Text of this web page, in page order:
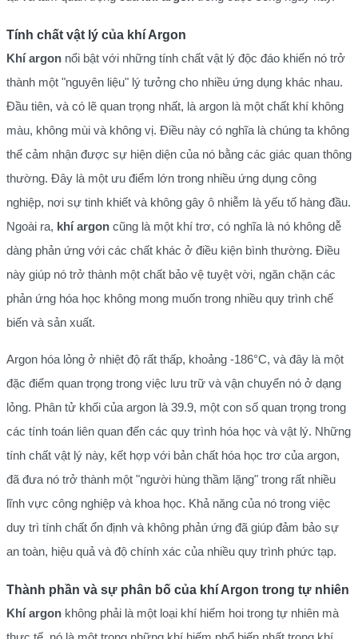
Tính chất vật lý của khí Argon
Khí argon nổi bật với những tính chất vật lý độc đáo khiến nó trở
thành một "nguyên liệu" lý tưởng cho nhiều ứng dụng khác nhau.
Đầu tiên, và có lẽ quan trọng nhất, là argon là một chất khí không
màu, không mùi và không vị. Điều này có nghĩa là chúng ta không
thể cảm nhận được sự hiện diện của nó bằng các giác quan thông
thường. Đây là một ưu điểm lớn trong nhiều ứng dụng công
nghiệp, nơi sự tinh khiết và không gây ô nhiễm là yếu tố hàng đầu.
Ngoài ra, khí argon cũng là một khí trơ, có nghĩa là nó không dễ
dàng phản ứng với các chất khác ở điều kiện bình thường. Điều
này giúp nó trở thành một chất bảo vệ tuyệt vời, ngăn chặn các
phản ứng hóa học không mong muốn trong nhiều quy trình chế
biến và sản xuất.
Argon hóa lỏng ở nhiệt độ rất thấp, khoảng -186°C, và đây là một
đặc điểm quan trọng trong việc lưu trữ và vận chuyển nó ở dạng
lỏng. Phân tử khối của argon là 39.9, một con số quan trọng trong
các tính toán liên quan đến các quy trình hóa học và vật lý. Những
tính chất vật lý này, kết hợp với bản chất hóa học trơ của argon,
đã đưa nó trở thành một "người hùng thầm lặng" trong rất nhiều
lĩnh vực công nghiệp và khoa học. Khả năng của nó trong việc
duy trì tính chất ổn định và không phản ứng đã giúp đảm bảo sự
an toàn, hiệu quả và độ chính xác của nhiều quy trình phức tạp.
Thành phần và sự phân bố của khí Argon trong tự nhiên
Khí argon không phải là một loại khí hiếm hoi trong tự nhiên mà